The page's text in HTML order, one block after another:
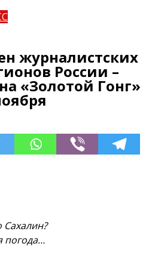
журналистских
России –
«Золотой Гонг»
Сахалин?
погода…